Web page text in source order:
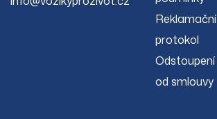
Reklamační
protokol
Odstoupení
od smlouvy